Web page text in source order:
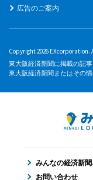
広告のご案内
Copyright 2026 EXcorporation.
東大阪経済新聞に掲載の記
東大阪経済新聞またはその情
みんなの経済新
お問い合わせ